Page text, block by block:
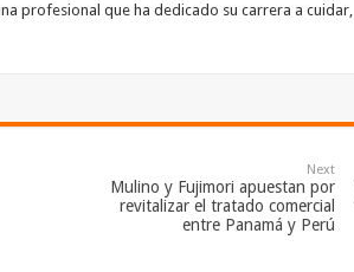
profesional que ha dedicado su carrera a cuidar,
Next
Mulino y Fujimori apuestan por
revitalizar el tratado comercial
entre Panamá y Perú